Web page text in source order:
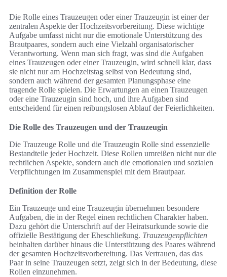
Die Rolle eines Trauzeugen oder einer Trauzeugin ist einer der
zentralen Aspekte der Hochzeitsvorbereitung. Diese wichtige
Aufgabe umfasst nicht nur die emotionale Unterstützung des
Brautpaares, sondern auch eine Vielzahl organisatorischer
Verantwortung. Wenn man sich fragt, was sind die Aufgaben
eines Trauzeugen oder einer Trauzeugin, wird schnell klar, dass
sie nicht nur am Hochzeitstag selbst von Bedeutung sind,
sondern auch während der gesamten Planungsphase eine
tragende Rolle spielen. Die Erwartungen an einen Trauzeugen
oder eine Trauzeugin sind hoch, und ihre Aufgaben sind
entscheidend für einen reibungslosen Ablauf der Feierlichkeiten.
Die Rolle des Trauzeugen und der Trauzeugin
Die Trauzeuge Rolle und die Trauzeugin Rolle sind essenzielle
Bestandteile jeder Hochzeit. Diese Rollen umreißen nicht nur die
rechtlichen Aspekte, sondern auch die emotionalen und sozialen
Verpflichtungen im Zusammenspiel mit dem Brautpaar.
Definition der Rolle
Ein Trauzeuge und eine Trauzeugin übernehmen besondere
Aufgaben, die in der Regel einen rechtlichen Charakter haben.
Dazu gehört die Unterschrift auf der Heiratsurkunde sowie die
offizielle Bestätigung der Eheschließung. Trauzeugenpflichten
beinhalten darüber hinaus die Unterstützung des Paares während
der gesamten Hochzeitsvorbereitung. Das Vertrauen, das das
Paar in seine Trauzeugen setzt, zeigt sich in der Bedeutung, diese
Rollen einzunehmen.